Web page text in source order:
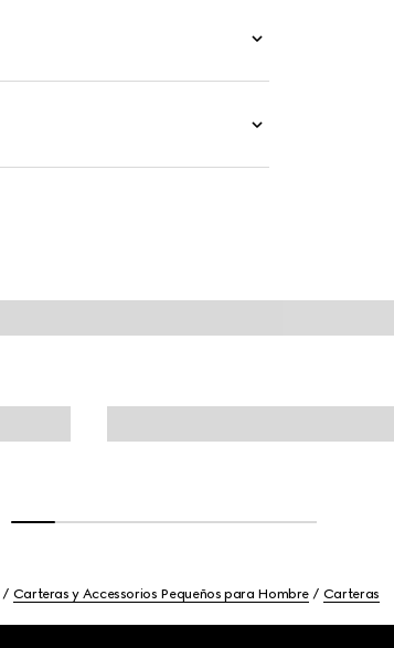
Carteras y Accessorios Pequeños para Hombre Carteras